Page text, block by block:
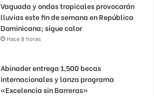
Vaguada y ondas tropicales provocarán
lluvias este fin de semana en República
Dominicana; sigue calor
Hace 8 horas
Abinader entrega 1,500 becas
internacionales y lanza programa
«Excelencia sin Barreras»